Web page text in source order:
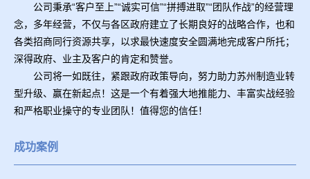
公司秉承“客户至上”“诚实可信”“拼搏进取”“团队作战”的经营理
念，多年经营，不仅与各区政府建立了长期良好的战略合作，也和
各类招商同行资源共享，以求最快速度安全圆满地完成客户所托；
深得政府、业主及客户的肯定和赞誉。
公司将一如既往，紧跟政府政策导向，努力助力苏州制造业转
型升级、赢在新起点！这是一个有着强大地推能力、丰富实战经验
和严格职业操守的专业团队！值得您的信任！
成功案例